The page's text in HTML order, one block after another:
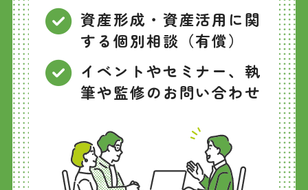
資産形成・資産活用に関
する個別相談（有償）
イベントやセミナー、執
筆や監修のお問い合わせ